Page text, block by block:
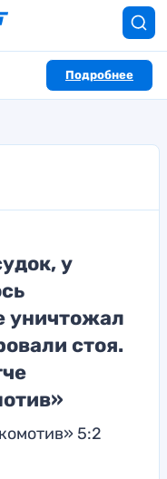
Подробнее
у
уничтожал
стоя.
5:2